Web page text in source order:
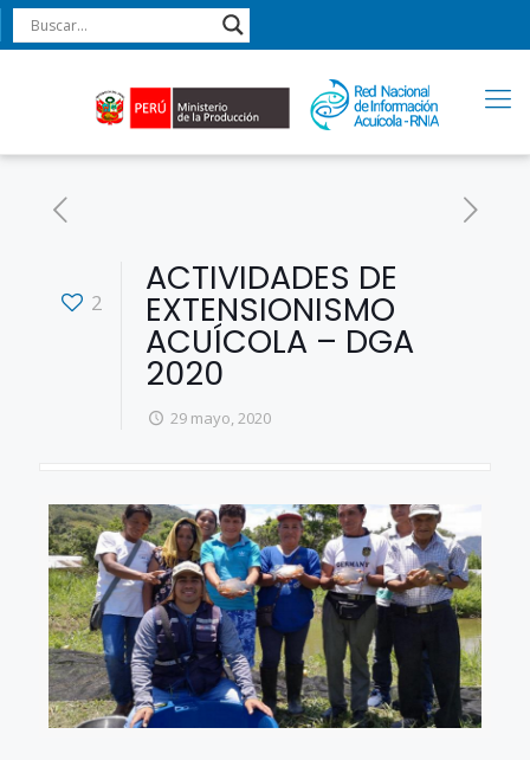
2
ACTIVIDADES DE
EXTENSIONISMO
ACUÍCOLA – DGA
2020
29 mayo, 2020